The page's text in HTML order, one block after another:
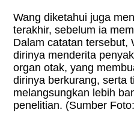
Wang diketahui juga
terakhir, sebelum ia
Dalam catatan tersebut,
dirinya menderita
organ otak, yang
dirinya berkurang, serta
melangsungkan lebih
penelitian. (Sumber